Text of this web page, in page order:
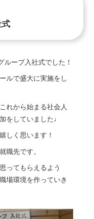
式
ープ入社式でした！
ルで盛大に実施をし
れから始まる社会人
をしていました♩
しく思います！
職先です。
ってもらえるよう
場環境を作っていき